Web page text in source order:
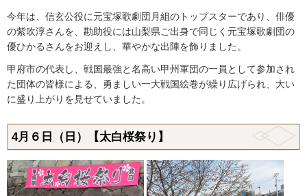
今年は、信玄公役に元宝塚歌劇団月組のトップスターであり、俳優
の紫吹淳さんを、勘助役には山梨県ご出身で同じく元宝塚歌劇団の
優ひかるさんをお迎えし、華やかな出陣を飾りました。
甲府市の代表し、戦国最強と名高い甲州軍団の一員として参加され
た団体の皆様による、勇ましい一大戦国絵巻が繰り広げられ、大い
に盛り上がりを見せていました。
4月６日（日）【太白桜祭り】